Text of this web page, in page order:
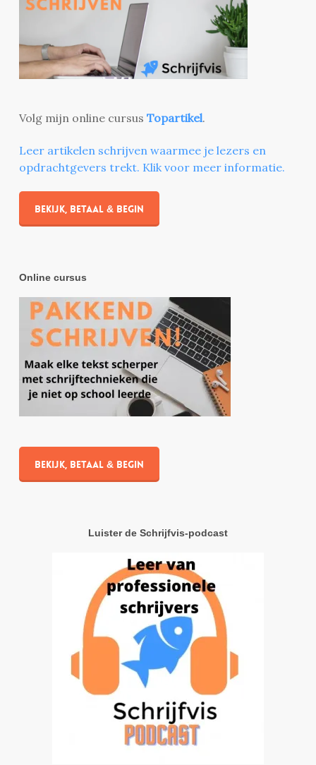
Volg mijn online cursus Topartikel.
Leer artikelen schrijven waarmee je lezers en
opdrachtgevers trekt. Klik voor meer informatie.
Bekijk, betaal & begin
Online cursus
Bekijk, betaal & begin
Luister de Schrijfvis-podcast